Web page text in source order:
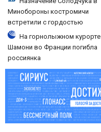
Минобороны костромичи
встретили с гордостью
На горнолыжном курорте
Шамони во Франции погибла
россиянка